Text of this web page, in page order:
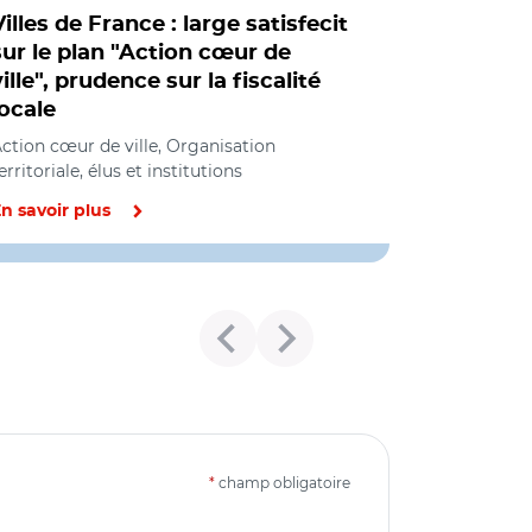
de France : large satisfecit
le plan "Action cœur de
prudence sur la fiscalité
cœur de ville, Organisation
élus et institutions
savoir plus
* champ obligatoire